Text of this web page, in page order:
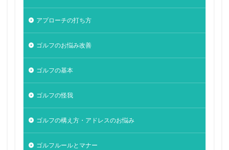
アプローチの打ち方
ゴルフのお悩み改善
ゴルフの基本
ゴルフの怪我
ゴルフの構え方・アドレスのお悩み
ゴルフルールとマナー